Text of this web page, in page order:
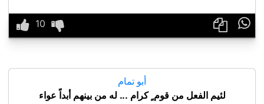

أبو تمام
لئيم الفعل من قوم ٍ كرام ... له من بينهم أبداً عواء